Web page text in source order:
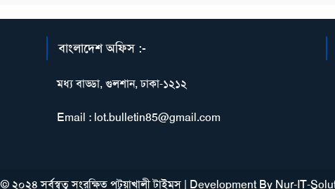
বাংলাদেশ অফিস :-
মধ্য বাড্ডা, গুলশান, ঢাকা-১২১২
Email : lot.bulletin85@gmail.com
© ২০২৪ সর্বস্বত্ব সংরক্ষিত পটুয়াখালী টাইমস | Development By Nur-IT-